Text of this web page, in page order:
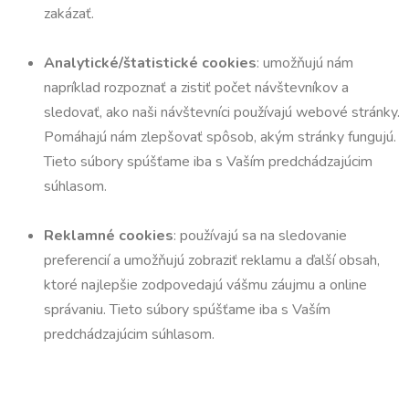
zakázať.
Analytické/štatistické cookies: umožňujú nám
napríklad rozpoznať a zistiť počet návštevníkov a
sledovať, ako naši návštevníci používajú webové stránky.
Pomáhajú nám zlepšovať spôsob, akým stránky fungujú.
Tieto súbory spúšťame iba s Vaším predchádzajúcim
súhlasom.
Reklamné cookies: používajú sa na sledovanie
preferencií a umožňujú zobraziť reklamu a ďalší obsah,
ktoré najlepšie zodpovedajú vášmu záujmu a online
správaniu. Tieto súbory spúšťame iba s Vaším
predchádzajúcim súhlasom.